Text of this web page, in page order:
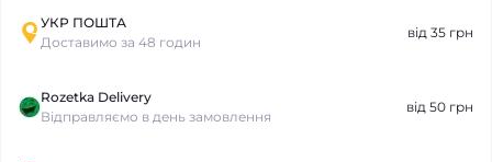
УКР ПОШТА
Доставимо за 48 годин
від 35 грн
Rozetka Delivery
Відправляємо в день замовлення
від 50 грн